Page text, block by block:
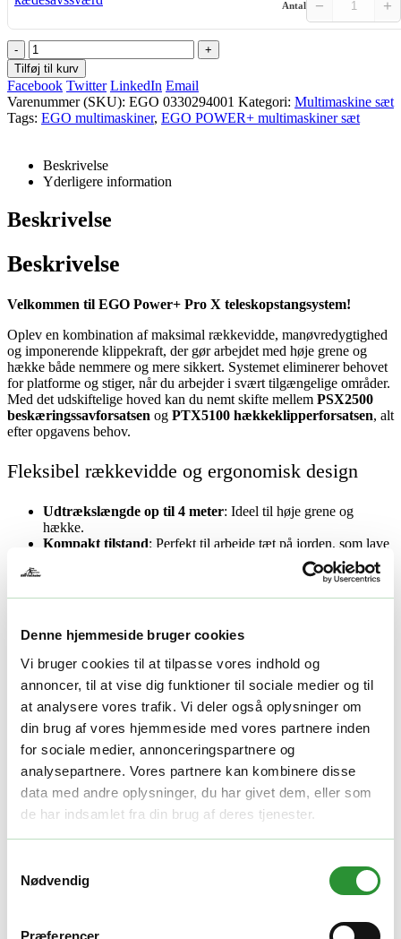
Denne hjemmeside bruger cookies
Vi bruger cookies til at tilpasse vores indhold og
annoncer, til at vise dig funktioner til sociale medier og til
at analysere vores trafik. Vi deler også oplysninger om
din brug af vores hjemmeside med vores partnere inden
for sociale medier, annonceringspartnere og
analysepartnere. Vores partnere kan kombinere disse
data med andre oplysninger, du har givet dem, eller som
de har indsamlet fra din brug af deres tjenester.
Nødvendig
Præferencer
Antal − +
-
+
Tilføj til kurv
Facebook Twitter LinkedIn Email
Varenummer (SKU): EGO 0330294001 Kategori: Multimaskine sæt
Tags: EGO multimaskiner, EGO POWER+ multimaskiner sæt
Beskrivelse
Yderligere information
Beskrivelse
Beskrivelse
Velkommen til EGO Power+ Pro X teleskopstangsystem!
Oplev en kombination af maksimal rækkevidde, manøvredygtighed
og imponerende klippekraft, der gør arbejdet med høje grene og
hække både nemmere og mere sikkert. Systemet eliminerer behovet
for platforme og stiger, når du arbejder i svært tilgængelige områder.
Med det udskiftelige hoved kan du nemt skifte mellem PSX2500
beskæringssavforsatsen og PTX5100 hækkeklipperforsatsen, alt
efter opgavens behov.
Fleksibel rækkevidde og ergonomisk design
Udtrækslængde op til 4 meter: Ideel til høje grene og
hække.
Kompakt tilstand: Perfekt til arbejde tæt på jorden, som lave
: Ergonomisk design, selv
Imponerende ydeevne
Beskæringssavforsats:
Kædehastighed: 22 m/s.
Sværdlængde: 25 cm.
Hækkeklipperforsats
Klipper i 6 justerbare vinkler.
Ekstra drejefunktion for præcis finish.
Den kraftfulde børsteløse motor leverer enestående kraft,
drejningsmoment og skærehastighed. Med kapacitet til at skære
grene op til26 mm i diameterer der ingen opgave, der er for
Power+ Pro X teleskopstangsystem
– det perfekte valg til
Yderligere information